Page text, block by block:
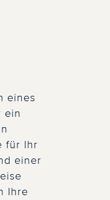
eines
ein
für Ihr
einer
Ihre